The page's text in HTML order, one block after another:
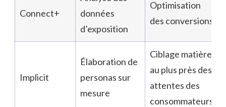
Connect+
données
d’exposition
Optimisation
des conversions
Implicit
Élaboration de
personas sur
mesure
Ciblage matière
au plus près des
attentes des
consommateurs